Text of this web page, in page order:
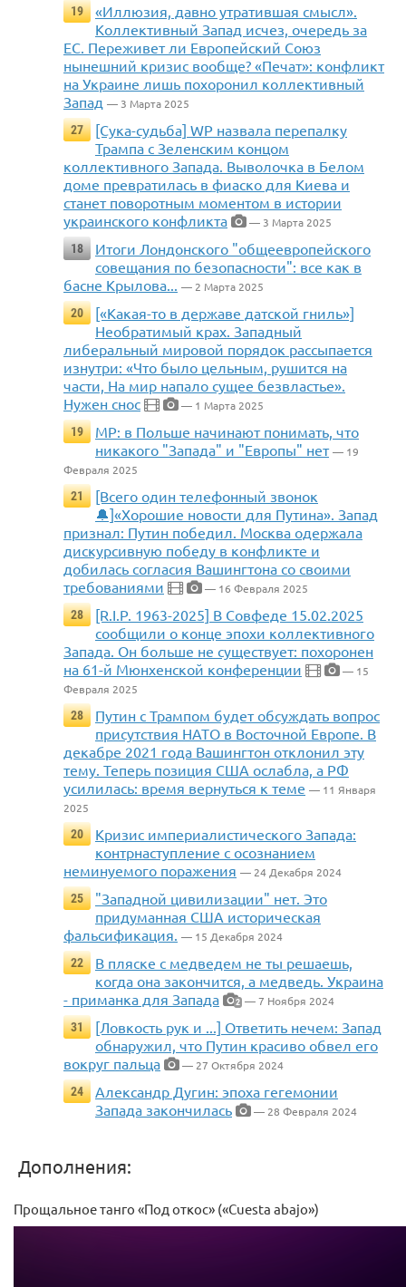
19
«Иллюзия, давно утратившая смысл».
Коллективный Запад исчез, очередь за
ЕС. Переживет ли Европейский Союз
нынешний кризис вообще? «Печат»: конфликт
на Украине лишь похоронил коллективный
Запад — 3 Марта 2025
27
[Сука-судьба] WP назвала перепалку
Трампа с Зеленским концом
коллективного Запада. Выволочка в Белом
доме превратилась в фиаско для Киева и
станет поворотным моментом в истории
украинского конфликта
— 3 Марта 2025
18
Итоги Лондонского "общеевропейского
совещания по безопасности": все как в
басне Крылова...
— 2 Марта 2025
20
[«Какая-то в державе датской гниль»]
Необратимый крах. Западный
либеральный мировой порядок рассыпается
изнутри: «Что было цельным, рушится на
части, На мир напало сущее безвластье».
Нужен снос
— 1 Марта 2025
19
MP: в Польше начинают понимать, что
никакого "Запада" и "Европы" нет — 19
Февраля 2025
21
[Всего один телефонный звонок
🔔]«Хорошие новости для Путина». Запад
признал: Путин победил. Москва одержала
дискурсивную победу в конфликте и
добилась согласия Вашингтона со своими
требованиями
— 16 Февраля 2025
28
[R.I.P. 1963-2025] В Совфеде 15.02.2025
сообщили о конце эпохи коллективного
Запада. Он больше не существует: похоронен
на 61-й Мюнхенской конференции
— 15
Февраля 2025
28
Путин с Трампом будет обсуждать вопрос
присутствия НАТО в Восточной Европе. В
декабре 2021 года Вашингтон отклонил эту
тему. Теперь позиция США ослабла, а РФ
усилилась: время вернуться к теме — 11 Января
2025
20
Кризис империалистического Запада:
контрнаступление с осознанием
неминуемого поражения — 24 Декабря 2024
25
"Западной цивилизации" нет. Это
придуманная США историческая
фальсификация. — 15 Декабря 2024
22
В пляске с медведем не ты решаешь,
когда она закончится, а медведь. Украина
- приманка для Запада
2 — 7 Ноября 2024
31
[Ловкость рук и ...] Ответить нечем: Запад
обнаружил, что Путин красиво обвел его
вокруг пальца
— 27 Октября 2024
24
Александр Дугин: эпоха гегемонии
Запада закончилась
— 28 Февраля 2024
Дополнения:
Прощальное танго «Под откос» («Cuesta abajo»)